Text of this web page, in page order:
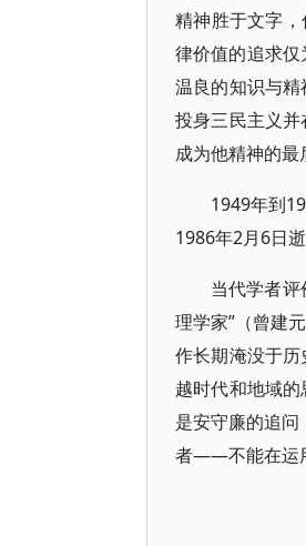
精神胜于文字，
律价值的追求
温良的知识与
投身三民主义
成为他精神的最
1949年到
1986年2月6日逝
当代学者评
理学家”（曾建
作长期淹没于
越时代和地域
是安守廉的追
者——不能在运